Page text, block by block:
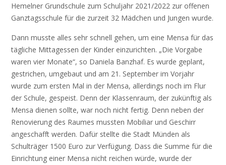
Hemelner Grundschule zum Schuljahr 2021/2022 zur offenen
Ganztagsschule für die zurzeit 32 Mädchen und Jungen wurde.
Dann musste alles sehr schnell gehen, um eine Mensa für das
tägliche Mittagessen der Kinder einzurichten. „Die Vorgabe
waren vier Monate“, so Daniela Banzhaf. Es wurde geplant,
gestrichen, umgebaut und am 21. September im Vorjahr
wurde zum ersten Mal in der Mensa, allerdings noch im Flur
der Schule, gespeist. Denn der Klassenraum, der zukünftig als
Mensa dienen sollte, war noch nicht fertig. Denn neben der
Renovierung des Raumes mussten Mobiliar und Geschirr
angeschafft werden. Dafür stellte die Stadt Münden als
Schulträger 1500 Euro zur Verfügung. Dass die Summe für die
Einrichtung einer Mensa nicht reichen würde, wurde der